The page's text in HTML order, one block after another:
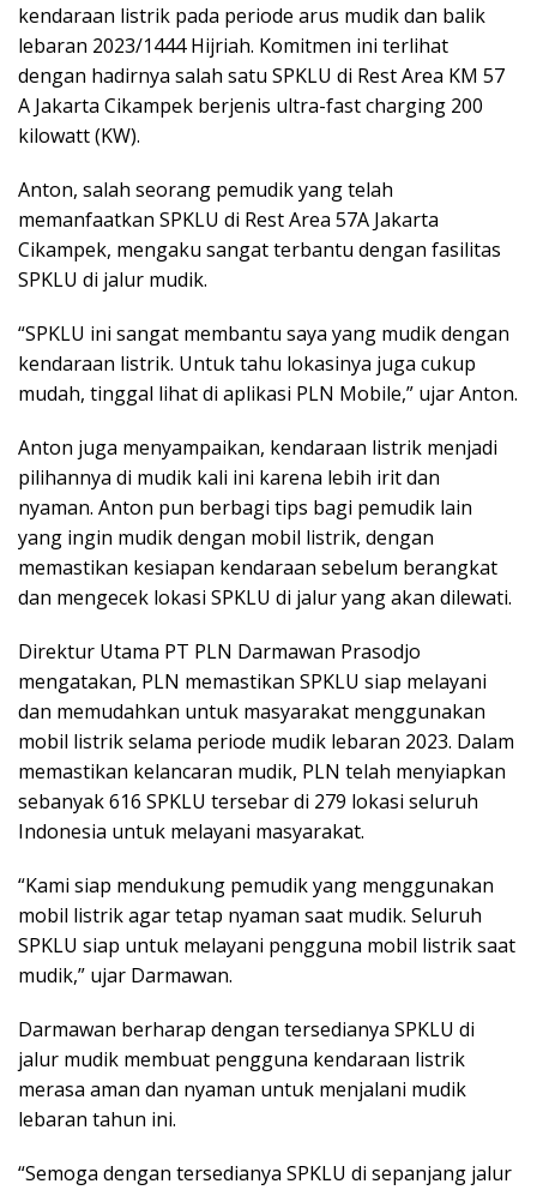
kendaraan listrik pada periode arus mudik dan balik
lebaran 2023/1444 Hijriah. Komitmen ini terlihat
dengan hadirnya salah satu SPKLU di Rest Area KM 57
A Jakarta Cikampek berjenis ultra-fast charging 200
kilowatt (KW).
Anton, salah seorang pemudik yang telah
memanfaatkan SPKLU di Rest Area 57A Jakarta
Cikampek, mengaku sangat terbantu dengan fasilitas
SPKLU di jalur mudik.
“SPKLU ini sangat membantu saya yang mudik dengan
kendaraan listrik. Untuk tahu lokasinya juga cukup
mudah, tinggal lihat di aplikasi PLN Mobile,” ujar Anton.
Anton juga menyampaikan, kendaraan listrik menjadi
pilihannya di mudik kali ini karena lebih irit dan
nyaman. Anton pun berbagi tips bagi pemudik lain
yang ingin mudik dengan mobil listrik, dengan
memastikan kesiapan kendaraan sebelum berangkat
dan mengecek lokasi SPKLU di jalur yang akan dilewati.
Direktur Utama PT PLN Darmawan Prasodjo
mengatakan, PLN memastikan SPKLU siap melayani
dan memudahkan untuk masyarakat menggunakan
mobil listrik selama periode mudik lebaran 2023. Dalam
memastikan kelancaran mudik, PLN telah menyiapkan
sebanyak 616 SPKLU tersebar di 279 lokasi seluruh
Indonesia untuk melayani masyarakat.
“Kami siap mendukung pemudik yang menggunakan
mobil listrik agar tetap nyaman saat mudik. Seluruh
SPKLU siap untuk melayani pengguna mobil listrik saat
mudik,” ujar Darmawan.
Darmawan berharap dengan tersedianya SPKLU di
jalur mudik membuat pengguna kendaraan listrik
merasa aman dan nyaman untuk menjalani mudik
lebaran tahun ini.
“Semoga dengan tersedianya SPKLU di sepanjang jalur